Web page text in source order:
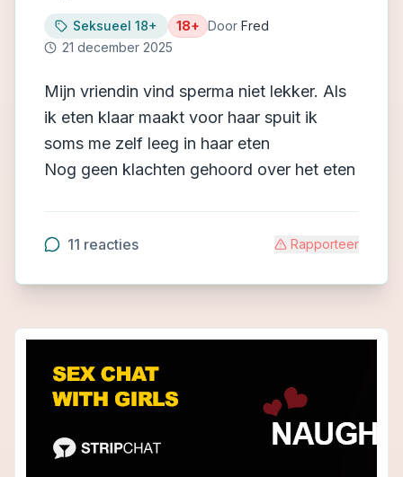
Seksueel 18+ 18+ Door Fred
21 december 2025
Mijn vriendin vind sperma niet lekker. Als
ik eten klaar maakt voor haar spuit ik
soms me zelf leeg in haar eten
Nog geen klachten gehoord over het eten
11 reacties Rapporteer